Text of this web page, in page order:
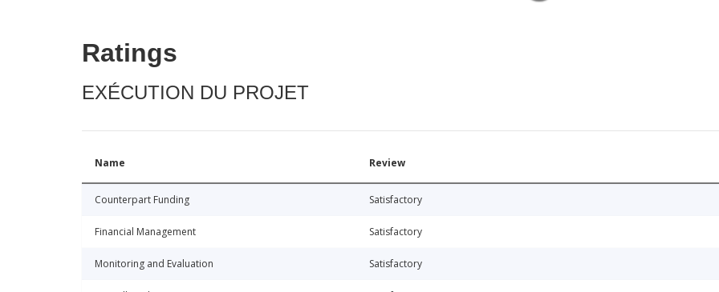
Ratings
EXÉCUTION DU PROJET
Name Review
Counterpart Funding Satisfactory
Financial Management Satisfactory
Monitoring and Evaluation Satisfactory